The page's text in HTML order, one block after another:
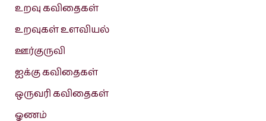
உறவு கவிதைகள்
உறவுகள் உளவியல்
ஊர்குருவி
ஐக்கு கவிதைகள்
ஒருவரி கவிதைகள்
ஓணம்